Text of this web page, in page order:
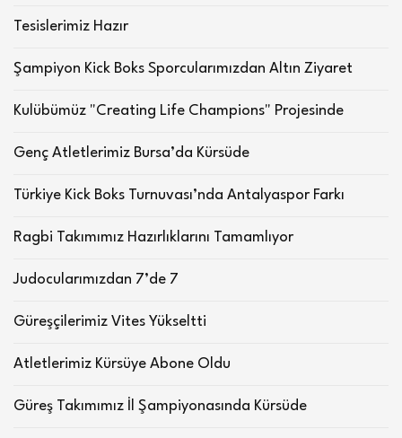
Tesislerimiz Hazır
Şampiyon Kick Boks Sporcularımızdan Altın Ziyaret
Kulübümüz "Creating Life Champions" Projesinde
Genç Atletlerimiz Bursa’da Kürsüde
Türkiye Kick Boks Turnuvası’nda Antalyaspor Farkı
Ragbi Takımımız Hazırlıklarını Tamamlıyor
Judocularımızdan 7’de 7
Güreşçilerimiz Vites Yükseltti
Atletlerimiz Kürsüye Abone Oldu
Güreş Takımımız İl Şampiyonasında Kürsüde